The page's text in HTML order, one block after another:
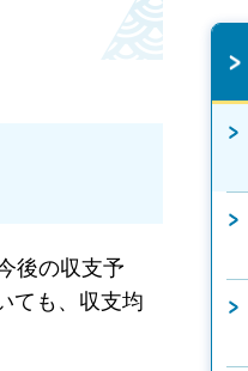
後の収支予
ても、収支均